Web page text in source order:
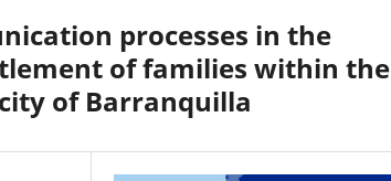
processes in the
of families within the
of Barranquilla